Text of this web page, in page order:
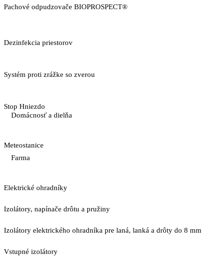
Pachové odpudzovače BIOPROSPECT®
Dezinfekcia priestorov
Systém proti zrážke so zverou
Stop Hniezdo
Domácnosť a dielňa
Meteostanice
Farma
Elektrické ohradníky
Izolátory, napínače drôtu a pružiny
Izolátory elektrického ohradníka pre laná, lanká a drôty do 8 mm
Vstupné izolátory